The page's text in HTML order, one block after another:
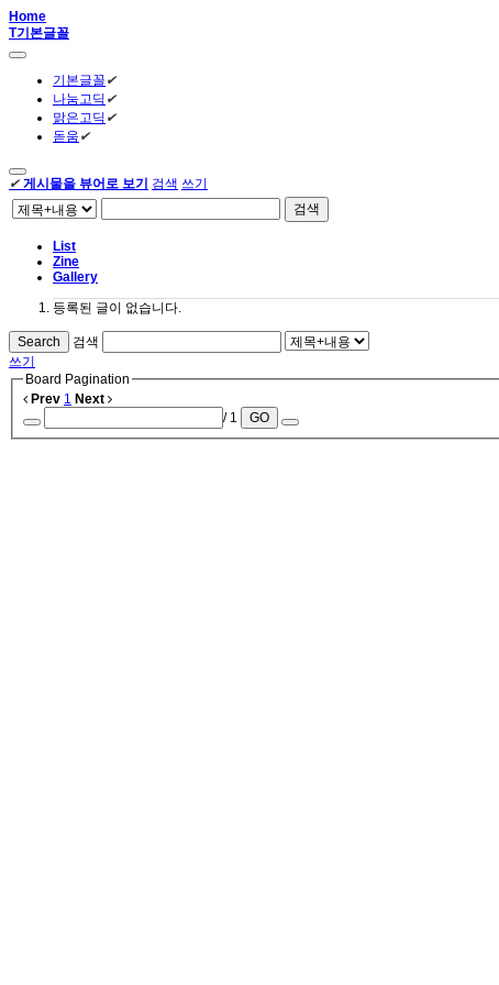
Home
T기본글꼴
기본글꼴 ✔
나눔고딕 ✔
맑은고딕 ✔
돋움 ✔
✔ 게시물을 뷰어로 보기 검색 쓰기
검색
List
Zine
Gallery
등록된 글이 없습니다.
Search
검색
쓰기
Board Pagination
Prev 1 Next
/ 1
GO